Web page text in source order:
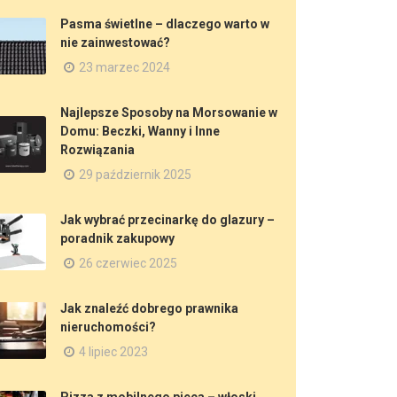
Pasma świetlne – dlaczego warto w
nie zainwestować?
23 marzec 2024
Najlepsze Sposoby na Morsowanie w
Domu: Beczki, Wanny i Inne
Rozwiązania
29 październik 2025
Jak wybrać przecinarkę do glazury –
poradnik zakupowy
26 czerwiec 2025
Jak znaleźć dobrego prawnika
nieruchomości?
4 lipiec 2023